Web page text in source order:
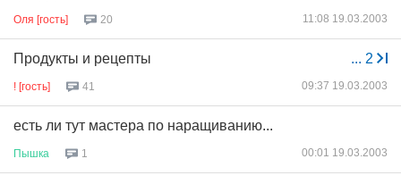
Оля [гость] 20 11:08 19.03.2003
... 2
Продукты и рецепты
! [гость] 41 09:37 19.03.2003
есть ли тут мастера по наращиванию...
Пышка 1 00:01 19.03.2003